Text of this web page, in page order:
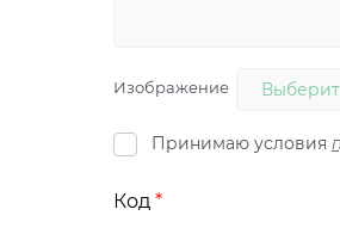
Изображение
Принимаю условия
Код